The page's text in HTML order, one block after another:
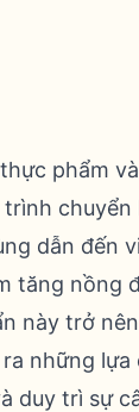
phẩm
dẫn đến
tăng nồng
này trở
những
duy trì sự